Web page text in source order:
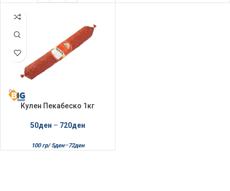
Кулен Пекабеско 1кг
50ден – 720ден
100 гр/ 5ден–72ден